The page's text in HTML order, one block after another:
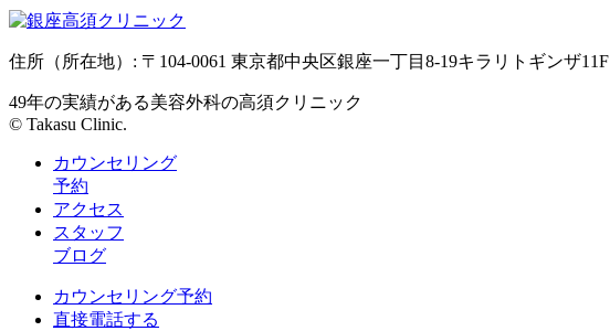
住所（所在地）: 〒104-0061 東京都中央区銀座一丁目8-19キラリトギンザ11F
49年の実績がある美容外科の高須クリニック
© Takasu Clinic.
カウンセリング
予約
アクセス
スタッフ
ブログ
カウンセリング予約
直接電話する